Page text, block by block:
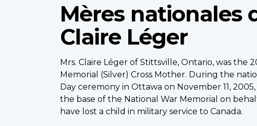
Mères nationales
Claire Léger
Mrs. Claire Léger of Stittsville, Ontario, was the
Memorial (Silver) Cross Mother. During the
Day ceremony in Ottawa on November 11,
the base of the National War Memorial on
have lost a child in military service to Canada.